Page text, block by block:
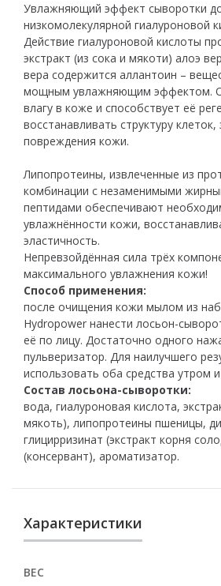
Увлажняющий эффект сыворотки
низкомолекулярной гиалуроновой
Действие гиалуроновой кислоты
экстракт (из сока и мякоти) алоэ
вера содержится аллантоин –
мощным увлажняющим эффектом.
влагу в коже и способствует её
восстанавливать структуру
повреждения кожи.
Липопротеины, извлеченные из
комбинации с незаменимыми
пептидами обеспечивают
увлажнённости кожи,
эластичность.
Непревзойдённая сила трёх
максимального увлажнения кожи!
Способ применения:
после очищения кожи мылом из
Hydropower нанести лосьон-
её по лицу. Достаточно одного
пульверизатор. Для наилучшего
использовать оба средства утром
Состав лосьона-сыворотки:
вода, гиалуроновая кислота,
мякоть), липопротеины пшеницы,
глицирризинат (экстракт корня
(консервант), ароматизатор.
Характеристики
ВЕС